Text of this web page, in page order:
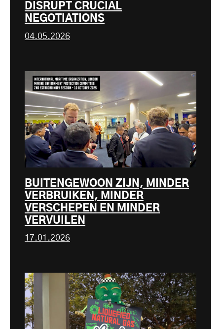
DISRUPT CRUCIAL
NEGOTIATIONS
04.05.2026
BUITENGEWOON ZIJN, MINDER
VERBRUIKEN, MINDER
VERSCHEPEN EN MINDER
VERVUILEN
17.01.2026